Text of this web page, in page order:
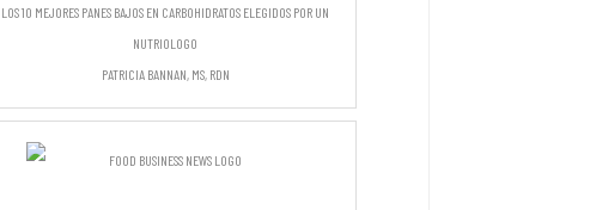
Los 10 mejores panes bajos en carbohidratos elegidos por un
nutriologo
Patricia Bannan, MS, RDN